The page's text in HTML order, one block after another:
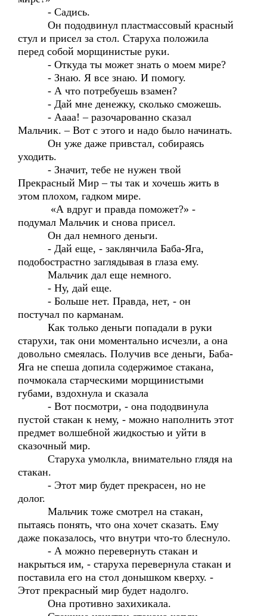
- Садись.
Он пододвинул пластмассовый красный
стул и присел за стол. Старуха положила
перед собой морщинистые руки.
- Откуда ты может знать о моем мире?
- Знаю. Я все знаю. И помогу.
- А что потребуешь взамен?
- Дай мне денежку, сколько сможешь.
- Аааа! – разочарованно сказал
Мальчик. – Вот с этого и надо было начинать.
Он уже даже привстал, собираясь
уходить.
- Значит, тебе не нужен твой
Прекрасный Мир – ты так и хочешь жить в
этом плохом, гадком мире.
«А вдруг и правда поможет?» -
подумал Мальчик и снова присел.
Он дал немного деньги.
- Дай еще, - заклянчила Баба-Яга,
подобострастно заглядывая в глаза ему.
Мальчик дал еще немного.
- Ну, дай еще.
- Больше нет. Правда, нет, - он
постучал по карманам.
Как только деньги попадали в руки
старухи, так они моментально исчезли, а она
довольно смеялась. Получив все деньги, Баба-
Яга не спеша допила содержимое стакана,
почмокала старческими морщинистыми
губами, вздохнула и сказала
- Вот посмотри, - она пододвинула
пустой стакан к нему, - можно наполнить этот
предмет волшебной жидкостью и уйти в
сказочный мир.
Старуха умолкла, внимательно глядя на
стакан.
- Этот мир будет прекрасен, но не
долог.
Мальчик тоже смотрел на стакан,
пытаясь понять, что она хочет сказать. Ему
даже показалось, что внутри что-то блеснуло.
- А можно перевернуть стакан и
накрыться им, - старуха перевернула стакан и
поставила его на стол донышком кверху. -
Этот прекрасный мир будет надолго.
Она противно захихикала.